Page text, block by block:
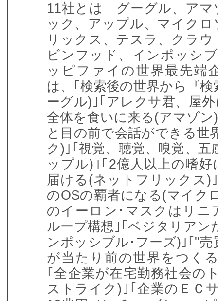
11社とは グーグル、アマ
ック、アップル、マイク
リックス、テスラ、クラ
ビンフッド、インポッシ
ッピファイの世界最先端
は、｢検索後の世界から『
ーグル)｣｢アレクサ君、屋
全体を食いに来る(アマゾン
と目の前で会話ができる世
ク)｣｢視覚、聴覚、嗅覚、
ップル)｣｢2億人以上の嗜
届ける(ネットフリックス)
のOSの覇者になる(マイク
のイーロン･マスクはリニ
ループ構想｣｢ベジタリアン
ンポッシブル･フーズ)｣｢"
が当たり前の世界をつく
｢全企業が在宅勤務社会の
ストライク)｣｢企業のＥＣ